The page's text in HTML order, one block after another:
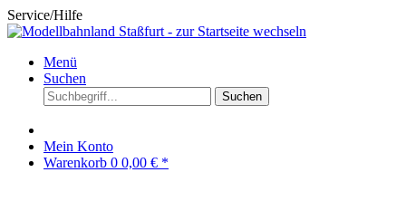
Service/Hilfe
Menü
Suchen
Suchen
Mein Konto
Warenkorb 0 0,00 € *